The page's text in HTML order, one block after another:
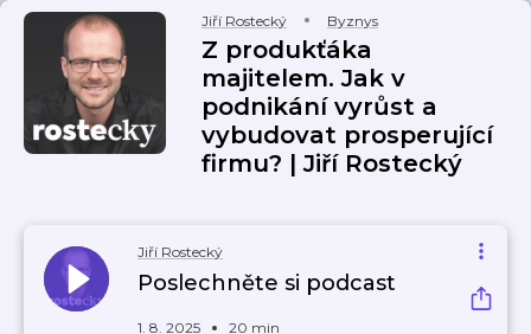
Jiří Rostecký Byznys
Z produkťáka
majitelem. Jak v
podnikání vyrůst a
vybudovat prosperující
firmu? | Jiří Rostecký
Jiří Rostecký
Poslechněte si podcast
1. 8. 2025 20 min